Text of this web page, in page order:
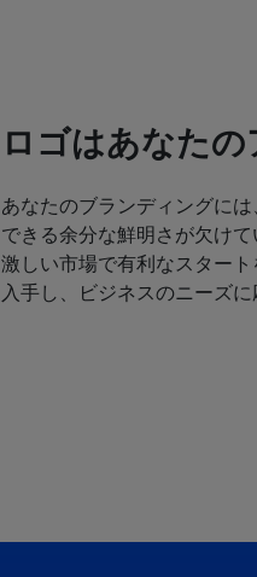
ロゴはあなた
あなたのブランディングに
できる余分な鮮明さが欠け
激しい市場で有利なスター
入手し、ビジネスのニーズ